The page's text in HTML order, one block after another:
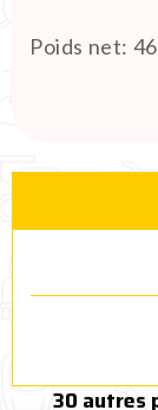
Poids net:
30 autres